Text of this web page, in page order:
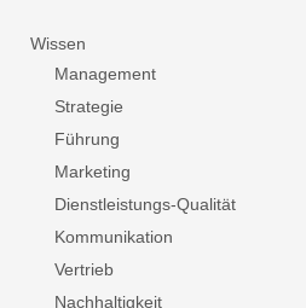
Wissen
Management
Strategie
Führung
Marketing
Dienstleistungs-Qualität
Kommunikation
Vertrieb
Nachhaltigkeit